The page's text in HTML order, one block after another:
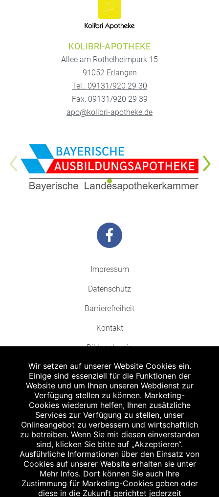
KOLIBRI-APOTHEKE
Allee am Röthelheimpark 15
91052 Erlangen
Tel.: 09131/920 29 30
Fax: 09131/920 29 39
apo@kolibri-apotheke.de
Impressum
Datenschutz
Barrierefreiheit
Kontakt
Bildnachweis
Abgabe in haushaltsüblichen Mengen, solange der Vorrat reicht. Für Druck-
und Satzfehler keine Haftung.
Zu Risiken und Nebenwirkungen lesen Sie die Packungsbeilage und fragen
Sie Ihren Arzt oder Apotheker.
Angabe nach der deutschen Arzneimitteltaxe Apothekenerstattungspreis
(AEP). Der AEP ist keine unverbindliche Preisempfehlung der Hersteller. Der
AEP ist ein von den Apotheken in Ansatz gebrachter Preis für rezeptfreie
Arzneimittel. Er entspricht in der Höhe dem für Apotheken verbindlichen
Abgabepreis, zu dem eine Apotheke in bestimmten Fällen (z.B. bei Kindern
unter 12 Jahren) das Produkt mit der gesetzlichen Krankenversicherung
abrechnet. Der AEP ist der allgemeine Erstattungspreis im Falle einer
Wir setzen auf unserer Website Cookies ein.
Einige sind essenziell für die Funktionen der
Website und um Ihnen unseren Webdienst zur
Verfügung stellen zu können. Marketing-
Cookies wiederum helfen, Ihnen zusätzliche
Services zur Verfügung zu stellen, unser
Onlineangebot zu verbessern und wirtschaftlich
zu betreiben. Wenn Sie mit diesen einverstanden
sind, klicken Sie bitte auf „Akzeptieren“.
Ausführliche Informationen über den Einsatz von
Cookies auf unserer Website erhalten sie unter
Mehr Infos. Dort können Sie auch Ihre
Zustimmung für Marketing-Cookies geben oder
diese in die Zukunft gerichtet jederzeit